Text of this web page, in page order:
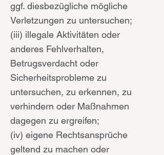
ggf. diesbezügliche mögliche
Verletzungen zu untersuchen;
(iii) illegale Aktivitäten oder
anderes Fehlverhalten,
Betrugsverdacht oder
Sicherheitsprobleme zu
untersuchen, zu erkennen, zu
verhindern oder Maßnahmen
dagegen zu ergreifen;
(iv) eigene Rechtsansprüche
geltend zu machen oder